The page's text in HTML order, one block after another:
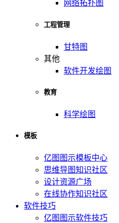
网络拓扑图
工程管理
甘特图
其他
软件开发绘图
教育
科学绘图
模板
亿图图示模板中心
思维导图知识社区
设计资源广场
在线协作知识社区
软件技巧
亿图图示软件技巧